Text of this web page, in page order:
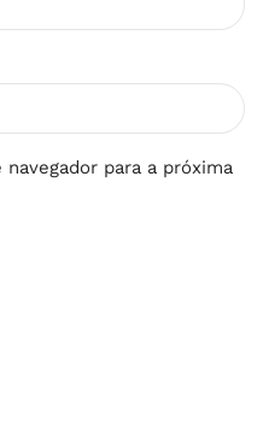
para a próxima